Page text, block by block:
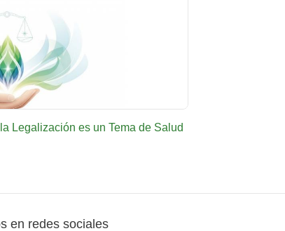
Legalización es un Tema de Salud
en redes sociales